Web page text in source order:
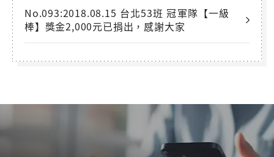
No.093:2018.08.15 台北53班 冠軍隊【一級
棒】獎金2,000元已捐出，感謝大家